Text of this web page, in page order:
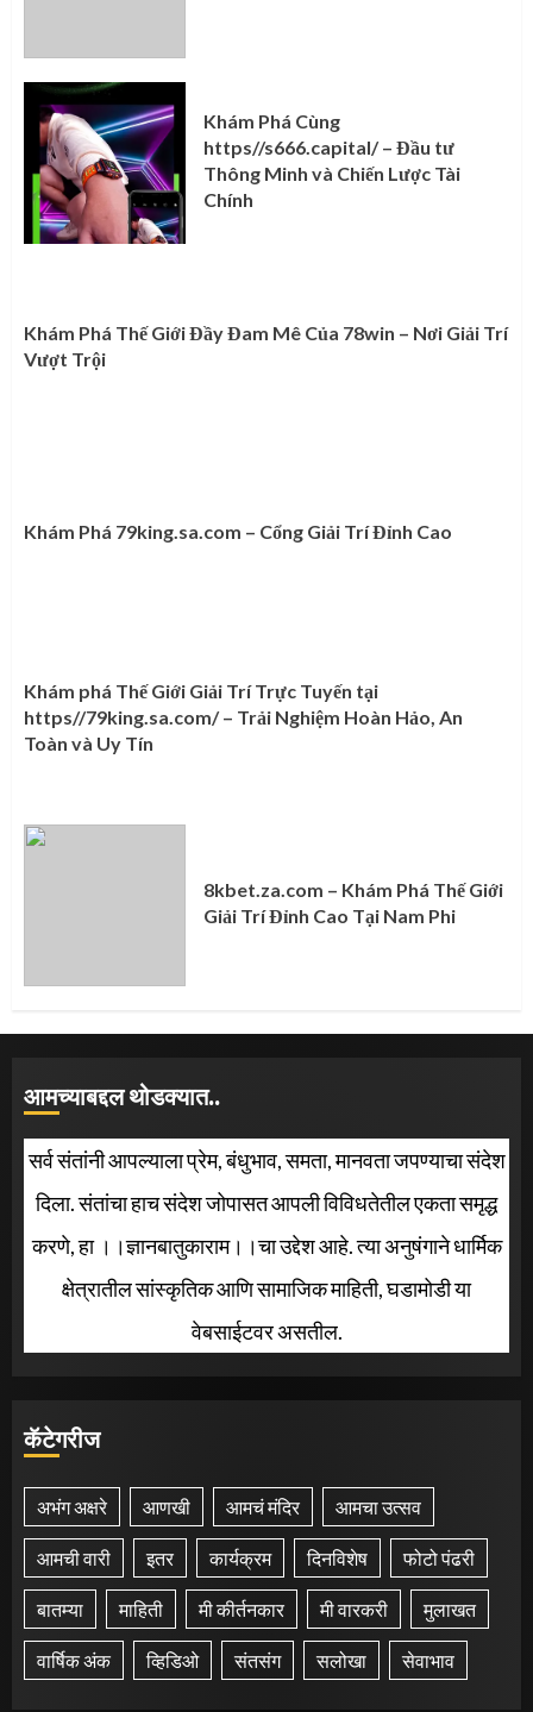
Khám Phá Cùng
https//s666.capital/ – Đầu tư
Thông Minh và Chiến Lược Tài
Chính
Khám Phá Thế Giới Đầy Đam Mê Của 78win – Nơi Giải Trí
Vượt Trội
Khám Phá 79king.sa.com – Cổng Giải Trí Đỉnh Cao
Khám phá Thế Giới Giải Trí Trực Tuyến tại
https//79king.sa.com/ – Trải Nghiệm Hoàn Hảo, An
Toàn và Uy Tín
8kbet.za.com – Khám Phá Thế Giới
Giải Trí Đỉnh Cao Tại Nam Phi
आमच्याबद्दल थोडक्यात..
सर्व संतांनी आपल्याला प्रेम, बंधुभाव, समता, मानवता जपण्याचा संदेश
दिला. संतांचा हाच संदेश जोपासत आपली विविधतेतील एकता समृद्ध
करणे, हा ।।ज्ञानबातुकाराम।।चा उद्देश आहे. त्या अनुषंगाने धार्मिक
क्षेत्रातील सांस्कृतिक आणि सामाजिक माहिती, घडामोडी या
वेबसाईटवर असतील.
कॅटेगरीज
अभंग अक्षरे आणखी आमचं मंदिर आमचा उत्सव
आमची वारी इतर कार्यक्रम दिनविशेष फोटो पंढरी
बातम्या माहिती मी कीर्तनकार मी वारकरी मुलाखत
वार्षिक अंक व्हिडिओ संतसंग सलोखा सेवाभाव